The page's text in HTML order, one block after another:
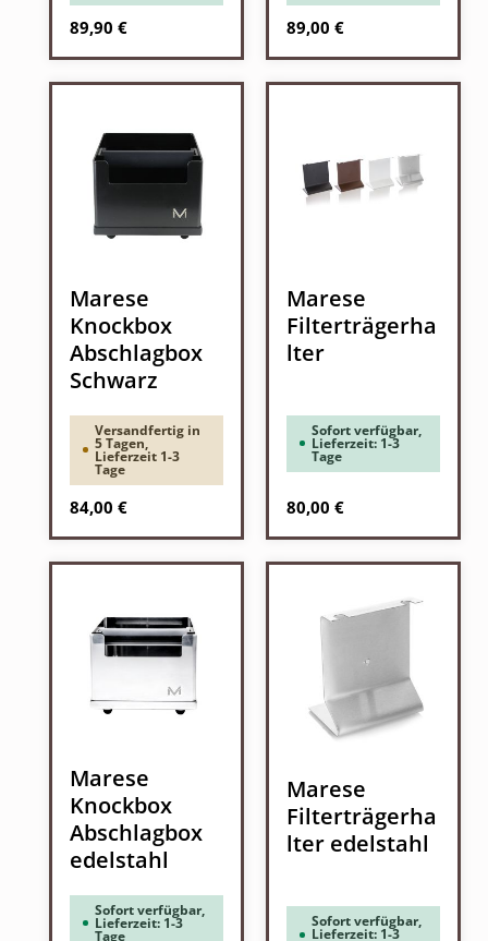
Regulärer Preis:
89,90 € Regulärer Preis:
89,00 €
Marese
Knockbox
Abschlagbox
Schwarz
Versandfertig in
5 Tagen,
Lieferzeit 1-3
Tage
Regulärer Preis:
84,00 €
Marese
Filterträgerha
lter
Sofort verfügbar,
Lieferzeit: 1-3
Tage
Regulärer Preis:
80,00 €
Marese
Knockbox
Abschlagbox
edelstahl
Sofort verfügbar,
Lieferzeit: 1-3
Tage
Marese
Filterträgerha
lter edelstahl
Sofort verfügbar,
Lieferzeit: 1-3